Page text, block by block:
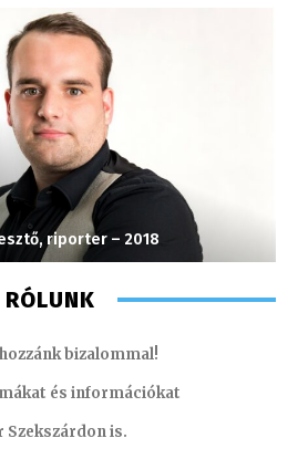
riporter – 2018
RÓLUNK
bizalommal!
és információkat
Szekszárdon is.